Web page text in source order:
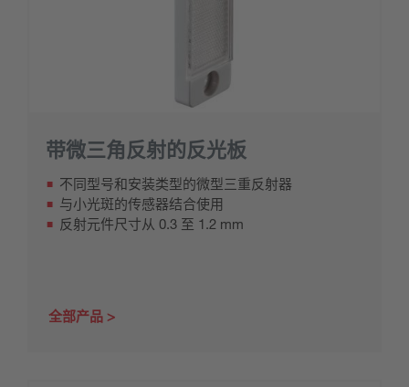
带微三角反射的反光板
不同型号和安装类型的微型三重反射器
与小光斑的传感器结合使用
反射元件尺寸从 0.3 至 1.2 mm
全部产品